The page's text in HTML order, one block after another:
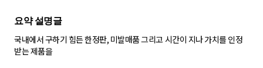
요약 설명글
국내에서 구하기 힘든 한정판, 미발매품 그리고 시간이 지나 가치를 인정
받는 제품을